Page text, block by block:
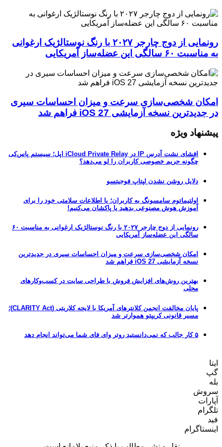
رونمایی از دوج چارجر ۲۰۲۷ با رنگ نوستالژیک ارغوانی
به مناسبت ۶۰ سالگی این عضله‌ساز آمریکایی
امکان شخصی‌سازی سرعت و میزان احساسات سیری
در جدیدترین نسخه آزمایشی iOS 27 فراهم شد
پیشنهاد ویژه
افشای نشت آدرس IP در iCloud Private Relay اپل؛ سیستم پاس‌کی
چگونه حریم خصوصی کاربران را لو می‌دهد؟
دلایل روشن نشدن لپتاپ فوجیتسو
اولتیماتوم سامسونگ به کاربران؛ یا اطلاعات سلامتی خود را برای
آموزش هوش مصنوعی بدهید یا پاکشان می‌کنیم!
رونمایی از دوج چارجر ۲۰۲۷ با رنگ نوستالژیک ارغوانی به مناسبت ۶۰
سالگی این عضله‌ساز آمریکایی
امکان شخصی‌سازی سرعت و میزان احساسات سیری در جدیدترین
نسخه آزمایشی iOS 27 فراهم شد
بهترین روش‌های افزایش فروش با طراحی سایت در کسب‌وکارهای
محلی
پایان مخالفت انجمن کلانترهای آمریکا با لایحه کلاریتی (CLARITY Act)؛
مسیر قانونی کریپتو هموارتر شد
۵ کار جالب که نمی‌دانستید روتر وای فای شما می‌تواند انجام دهد
ایتا
گپ
بله
سروش
آپارات
تلگرام
فید
اینستاگرام